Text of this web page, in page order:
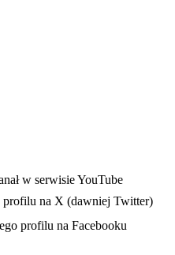
karcie
w serwisie YouTube
profilu na X (dawniej Twitter)
karcie
profilu na Facebooku